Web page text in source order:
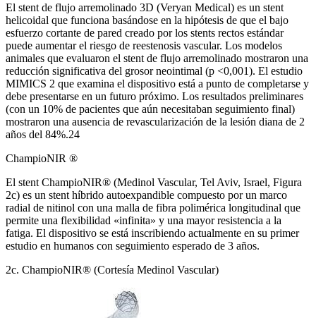
El stent de flujo arremolinado 3D (Veryan Medical) es un stent
helicoidal que funciona basándose en la hipótesis de que el bajo
esfuerzo cortante de pared creado por los stents rectos estándar
puede aumentar el riesgo de reestenosis vascular. Los modelos
animales que evaluaron el stent de flujo arremolinado mostraron una
reducción significativa del grosor neointimal (p <0,001). El estudio
MIMICS 2 que examina el dispositivo está a punto de completarse y
debe presentarse en un futuro próximo. Los resultados preliminares
(con un 10% de pacientes que aún necesitaban seguimiento final)
mostraron una ausencia de revascularización de la lesión diana de 2
años del 84%.24
ChampioNIR ®
El stent ChampioNIR® (Medinol Vascular, Tel Aviv, Israel, Figura
2c) es un stent híbrido autoexpandible compuesto por un marco
radial de nitinol con una malla de fibra polimérica longitudinal que
permite una flexibilidad «infinita» y una mayor resistencia a la
fatiga. El dispositivo se está inscribiendo actualmente en su primer
estudio en humanos con seguimiento esperado de 3 años.
2c. ChampioNIR® (Cortesía Medinol Vascular)